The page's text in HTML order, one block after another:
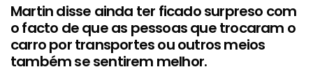
Martin disse ainda ter ficado surpreso com
o facto de que as pessoas que trocaram o
carro por transportes ou outros meios
também se sentirem melhor.